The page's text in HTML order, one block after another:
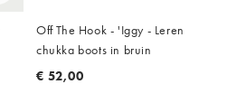
Off The Hook - 'Iggy - Leren
chukka boots in bruin
€ 52,00